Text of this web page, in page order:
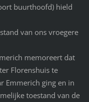
buurthoofd) hield
van ons vroegere
memoreert dat
Florenshuis te
Emmerich ging en in
toestand van de